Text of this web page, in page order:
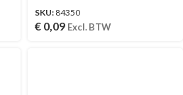
SKU: 84350
€ 0,09 Excl. BTW